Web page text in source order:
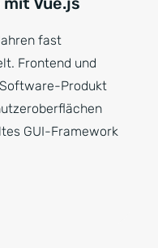
fast
Frontend und
Produkt
GUI-Framework